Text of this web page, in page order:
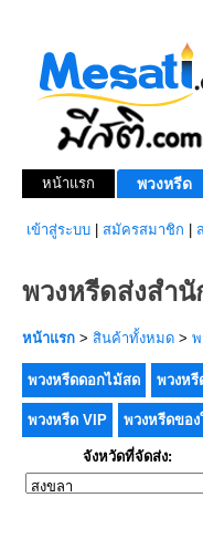
หน้าแรก พวงหรีด
เข้าสู่ระบบ สมัครสมาชิก
พวงหรีดส่งสำนั
หน้าแรก > สินค้าทั้งหมด > พ
พวงหรีดดอกไม้สด พวงหรี
พวงหรีด VIP พวงหรีดของ
จังหวัดที่จัดส่ง: